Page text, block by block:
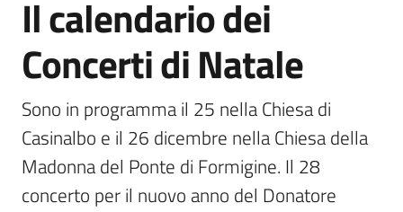
Novità
Servizi
Vivere
Formigine
Salta al contenuto
Il calendario dei
Concerti di Natale
Sono in programma il 25 nella Chiesa di
Casinalbo e il 26 dicembre nella Chiesa della
Madonna del Ponte di Formigine. Il 28
concerto per il nuovo anno del Donatore